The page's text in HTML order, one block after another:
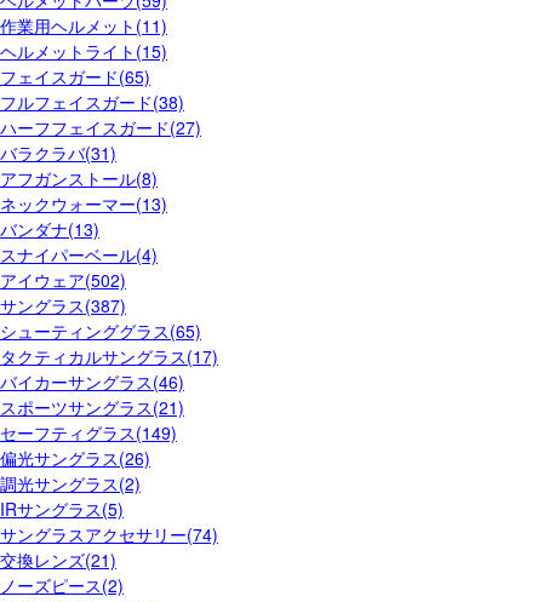
作業用ヘルメット(11)
ヘルメットライト(15)
フェイスガード(65)
フルフェイスガード(38)
ハーフフェイスガード(27)
バラクラバ(31)
アフガンストール(8)
ネックウォーマー(13)
バンダナ(13)
スナイパーベール(4)
アイウェア(502)
サングラス(387)
シューティンググラス(65)
タクティカルサングラス(17)
バイカーサングラス(46)
スポーツサングラス(21)
セーフティグラス(149)
偏光サングラス(26)
調光サングラス(2)
IRサングラス(5)
サングラスアクセサリー(74)
交換レンズ(21)
ノーズピース(2)